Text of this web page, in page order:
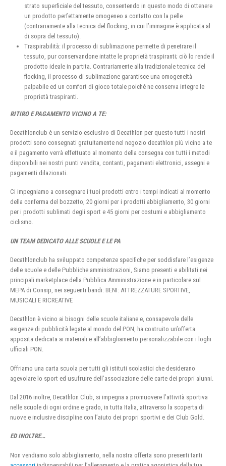
strato superficiale del tessuto, consentendo in questo modo di ottenere
un prodotto perfettamente omogeneo a contatto con la pelle
(contrariamente alla tecnica del flocking, in cui l’immagine è applicata al
di sopra del tessuto).
Traspirabilità: il processo di sublimazione permette di penetrare il
tessuto, pur conservandone intatte le proprietà traspiranti; ciò lo rende il
prodotto ideale in partita. Contrariamente alla tradizionale tecnica del
flocking, il processo di sublimazione garantisce una omogeneità
palpabile ed un comfort di gioco totale poiché ne conserva integre le
proprietà traspiranti.
RITIRO E PAGAMENTO VICINO A TE:
Decathlonclub è un servizio esclusivo di Decathlon per questo tutti i nostri
prodotti sono consegnati gratuitamente nel negozio decathlon più vicino a te
e il pagamento verrà effettuato al momento della consegna con tutti i metodi
disponibili nei nostri punti vendita, contanti, pagamenti elettronici, assegni e
pagamenti dilazionati.
Ci impegniamo a consegnare i tuoi prodotti entro i tempi indicati al momento
della conferma del bozzetto, 20 giorni per i prodotti abbigliamento, 30 giorni
per i prodotti sublimati degli sport e 45 giorni per costumi e abbigliamento
ciclismo.
UN TEAM DEDICATO ALLE SCUOLE E LE PA
Decathlonclub ha sviluppato competenze specifiche per soddisfare l’esigenze
delle scuole e delle Pubbliche amministrazioni, Siamo presenti e abilitati nei
principali marketplace della Pubblica Amministrazione e in particolare sul
MEPA di Consip, nei seguenti bandi: BENI: ATTREZZATURE SPORTIVE,
MUSICALI E RICREATIVE
Decathlon è vicino ai bisogni delle scuole italiane e, consapevole delle
esigenze di pubblicità legate al mondo del PON, ha costruito un’offerta
apposita dedicata ai materiali e all’abbigliamento personalizzabile con i loghi
ufficiali PON.
Offriamo una carta scuola per tutti gli istituti scolastici che desiderano
agevolare lo sport ed usufruire dell’associazione delle carte dei propri alunni.
Dal 2016 inoltre, Decathlon Club, si impegna a promuovere l’attività sportiva
nelle scuole di ogni ordine e grado, in tutta Italia, attraverso la scoperta di
nuove e inclusive discipline con l’aiuto dei propri sportivi e dei Club Gold.
ED INOLTRE…
Non vendiamo solo abbigliamento, nella nostra offerta sono presenti tanti